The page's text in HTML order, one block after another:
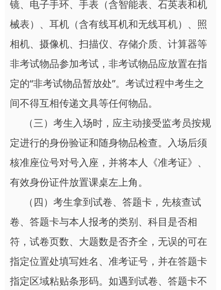
镜、电子手环、手表（含智能表、石英表和机
械表）、耳机（含有线耳机和无线耳机）、照
相机、摄像机、扫描仪、存储介质、计算器等
非考试物品参加考试，非考试物品应放置在指
定的“非考试物品暂放处”。考试过程中考生之
间不得互相传递文具等任何物品。
（三）考生入场时，应主动接受监考员按规
定进行的身份验证和随身物品检查。入场后须
核准座位号对号入座，并将本人《准考证》、
有效身份证件放置课桌左上角。
（四）考生拿到试卷、答题卡，先核查试
卷、答题卡与本人报考的类别、科目是否相
符，试卷页数、大题数是否齐全，无误的可在
指定位置处填写姓名、准考证号，并在答题卡
指定区域粘贴条形码。如遇到试卷、答题卡不